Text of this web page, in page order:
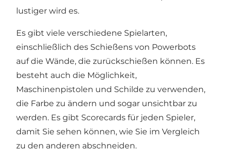
lustiger wird es.
Es gibt viele verschiedene Spielarten,
einschließlich des Schießens von Powerbots
auf die Wände, die zurückschießen können. Es
besteht auch die Möglichkeit,
Maschinenpistolen und Schilde zu verwenden,
die Farbe zu ändern und sogar unsichtbar zu
werden. Es gibt Scorecards für jeden Spieler,
damit Sie sehen können, wie Sie im Vergleich
zu den anderen abschneiden.